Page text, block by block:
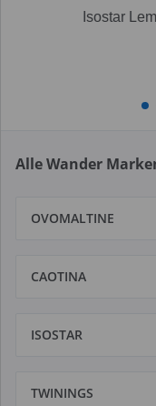
Isostar
Alle Wander
OVOMALTINE
CAOTINA
ISOSTAR
TWININGS